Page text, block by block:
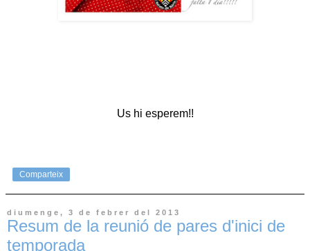
Us hi esperem!!
Comparteix
diumenge, 3 de febrer del 2013
Resum de la reunió de pares d'inici de
temporada